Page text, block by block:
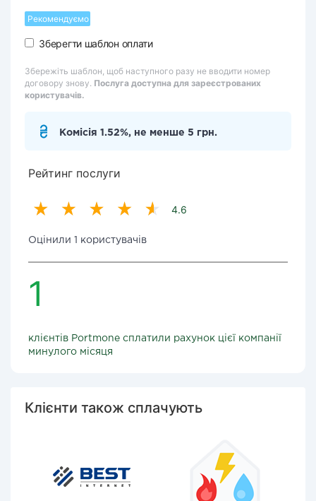
Рекомендуємо
Зберегти шаблон оплати
Збережіть шаблон, щоб наступного разу не вводити номер
договору знову. Послуга доступна для зареєстрованих
користувачів.
Комісія 1.52%, не менше 5 грн.
Рейтинг послуги
4.6
Оцінили 1 користувачів
1
клієнтів Portmone сплатили рахунок цієї компанії
минулого місяця
Клієнти також сплачують